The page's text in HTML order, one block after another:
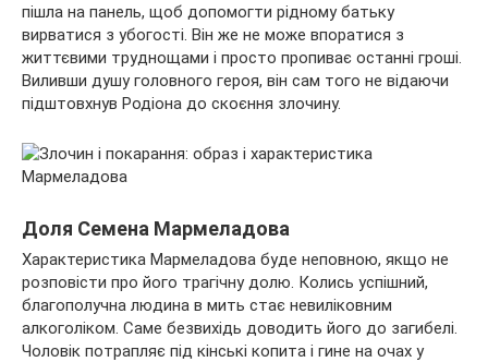
пішла на панель, щоб допомогти рідному батьку
вирватися з убогості. Він же не може впоратися з
життєвими труднощами і просто пропиває останні гроші.
Виливши душу головного героя, він сам того не відаючи
підштовхнув Родіона до скоєння злочину.
Доля Семена Мармеладова
Характеристика Мармеладова буде неповною, якщо не
розповісти про його трагічну долю. Колись успішний,
благополучна людина в мить стає невиліковним
алкоголіком. Саме безвихідь доводить його до загибелі.
Чоловік потрапляє під кінські копита і гине на очах у